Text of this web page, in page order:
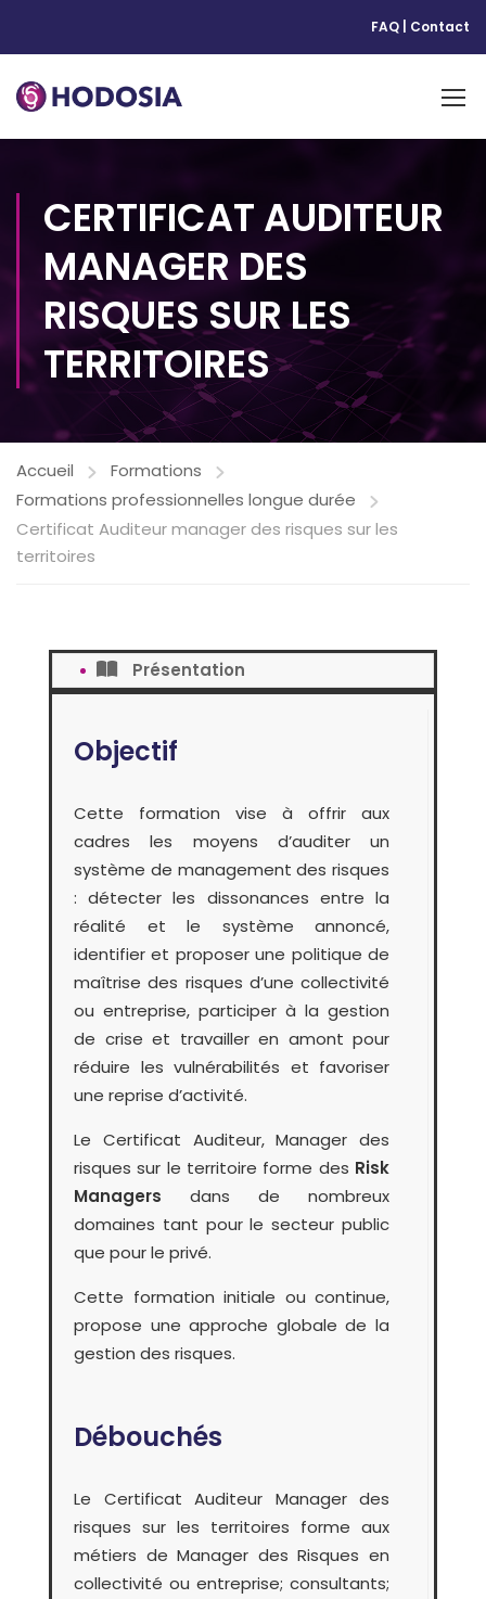
FAQ Contact
CERTIFICAT AUDITEUR
MANAGER DES
RISQUES SUR LES
TERRITOIRES
Accueil
Formations
Formations professionnelles longue durée
Certificat Auditeur manager des risques sur les
territoires
Présentation
Objectif
Cette formation vise à offrir aux
cadres les moyens d’auditer un
système de management des risques
: détecter les dissonances entre la
réalité et le système annoncé,
identifier et proposer une politique de
maîtrise des risques d’une collectivité
ou entreprise, participer à la gestion
de crise et travailler en amont pour
réduire les vulnérabilités et favoriser
une reprise d’activité.
Le Certificat Auditeur, Manager des
risques sur le territoire forme des Risk
Managers dans de nombreux
domaines tant pour le secteur public
que pour le privé.
Cette formation initiale ou continue,
propose une approche globale de la
gestion des risques.
Débouchés
Le Certificat Auditeur Manager des
risques sur les territoires forme aux
métiers de Manager des Risques en
collectivité ou entreprise; consultants;